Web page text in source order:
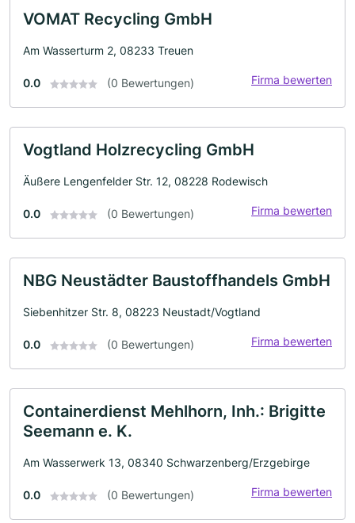
VOMAT Recycling GmbH
Am Wasserturm 2, 08233 Treuen
0.0 (0 Bewertungen) Firma bewerten
Vogtland Holzrecycling GmbH
Äußere Lengenfelder Str. 12, 08228 Rodewisch
0.0 (0 Bewertungen) Firma bewerten
NBG Neustädter Baustoffhandels GmbH
Siebenhitzer Str. 8, 08223 Neustadt/Vogtland
0.0 (0 Bewertungen) Firma bewerten
Containerdienst Mehlhorn, Inh.: Brigitte
Seemann e. K.
Am Wasserwerk 13, 08340 Schwarzenberg/Erzgebirge
0.0 (0 Bewertungen) Firma bewerten